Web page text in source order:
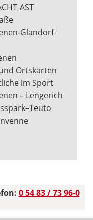
AST
Glandorf-
Ortskarten
im Sport
– Lengerich
0 54 83 / 73 96-0